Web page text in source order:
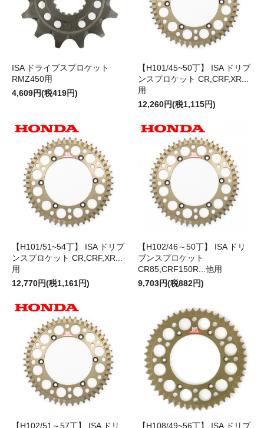
ISA ドライブスプロケット
RMZ450用
4,609円(税419円)
【H101/45~50丁】 ISA ドリブ
ンスプロケット CR,CRF,XR...
用
12,260円(税1,115円)
【H101/51~54丁】 ISA ドリブ
ンスプロケット CR,CRF,XR...
用
12,770円(税1,161円)
【H102/46～50丁】 ISA ドリ
ブンスプロケット
CR85,CRF150R...他用
9,703円(税882円)
【H102/51～57丁】 ISA ドリ 【H108/49~56丁】 ISA ドリブ